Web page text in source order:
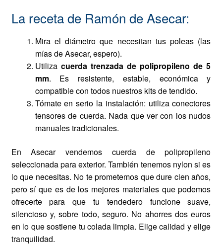
La receta de Ramón de Asecar:
Mira el diámetro que necesitan tus poleas (las
mías de Asecar, espero).
Utiliza cuerda trenzada de polipropileno de 5
mm. Es resistente, estable, económica y
compatible con todos nuestros kits de tendido.
Tómate en serio la instalación: utiliza conectores
tensores de cuerda. Nada que ver con los nudos
manuales tradicionales.
En Asecar vendemos cuerda de polipropileno
seleccionada para exterior. También tenemos nylon si es
lo que necesitas. No te prometemos que dure cien años,
pero sí que es de los mejores materiales que podemos
ofrecerte para que tu tendedero funcione suave,
silencioso y, sobre todo, seguro. No ahorres dos euros
en lo que sostiene tu colada limpia. Elige calidad y elige
tranquilidad.